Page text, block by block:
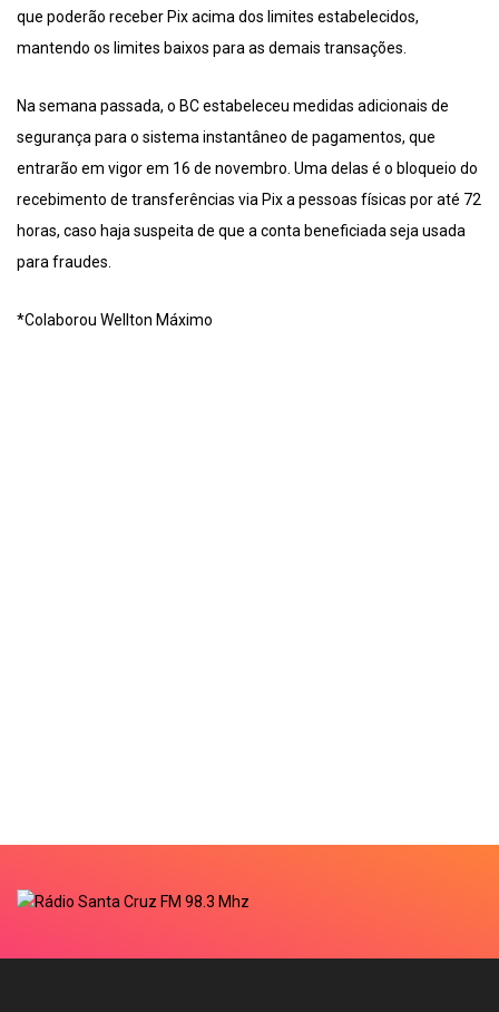
que poderão receber Pix acima dos limites estabelecidos,
mantendo os limites baixos para as demais transações.
Na semana passada, o BC estabeleceu medidas adicionais de
segurança para o sistema instantâneo de pagamentos, que
entrarão em vigor em 16 de novembro. Uma delas é o bloqueio do
recebimento de transferências via Pix a pessoas físicas por até 72
horas, caso haja suspeita de que a conta beneficiada seja usada
para fraudes.
*Colaborou Wellton Máximo